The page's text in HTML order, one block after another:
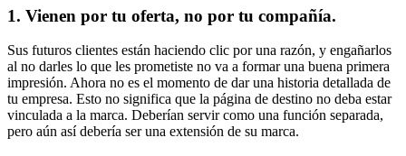
1. Vienen por tu oferta, no por tu compañía.
Sus futuros clientes están haciendo clic por una razón, y engañarlos
al no darles lo que les prometiste no va a formar una buena primera
impresión. Ahora no es el momento de dar una historia detallada de
tu empresa. Esto no significa que la página de destino no deba estar
vinculada a la marca. Deberían servir como una función separada,
pero aún así debería ser una extensión de su marca.